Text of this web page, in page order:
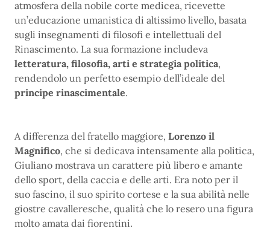
atmosfera della nobile corte medicea, ricevette
un’educazione umanistica di altissimo livello, basata
sugli insegnamenti di filosofi e intellettuali del
Rinascimento. La sua formazione includeva
letteratura, filosofia, arti e strategia politica,
rendendolo un perfetto esempio dell’ideale del
principe rinascimentale.
A differenza del fratello maggiore, Lorenzo il
Magnifico, che si dedicava intensamente alla politica,
Giuliano mostrava un carattere più libero e amante
dello sport, della caccia e delle arti. Era noto per il
suo fascino, il suo spirito cortese e la sua abilità nelle
giostre cavalleresche, qualità che lo resero una figura
molto amata dai fiorentini.